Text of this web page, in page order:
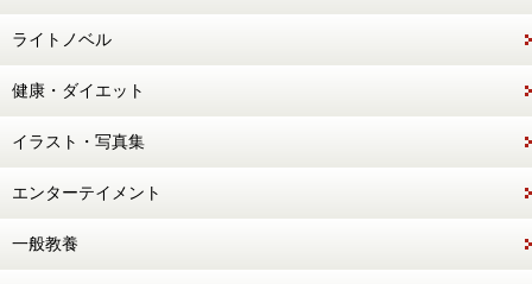
ライトノベル
健康・ダイエット
イラスト・写真集
エンターテイメント
一般教養